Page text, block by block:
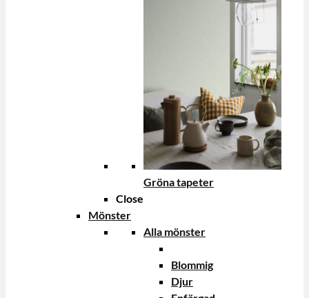
Gröna tapeter
Close
Mönster
Alla mönster
Blommig
Djur